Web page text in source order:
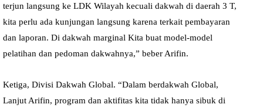
terjun langsung ke LDK Wilayah kecuali dakwah di daerah 3 T,
kita perlu ada kunjungan langsung karena terkait pembayaran
dan laporan. Di dakwah marginal Kita buat model-model
pelatihan dan pedoman dakwahnya,” beber Arifin.
Ketiga, Divisi Dakwah Global. “Dalam berdakwah Global,
Lanjut Arifin, program dan aktifitas kita tidak hanya sibuk di